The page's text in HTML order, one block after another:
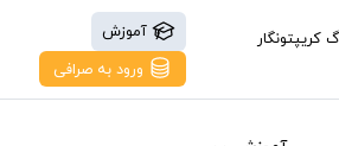
کریپتونگار
آموزش
ورود به صرافی